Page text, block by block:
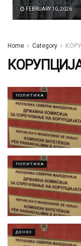
FEBRUARY 10, 2026
Home Category
ПОЛИТИКА
ПОЛИТИКА
ДЕНЕС